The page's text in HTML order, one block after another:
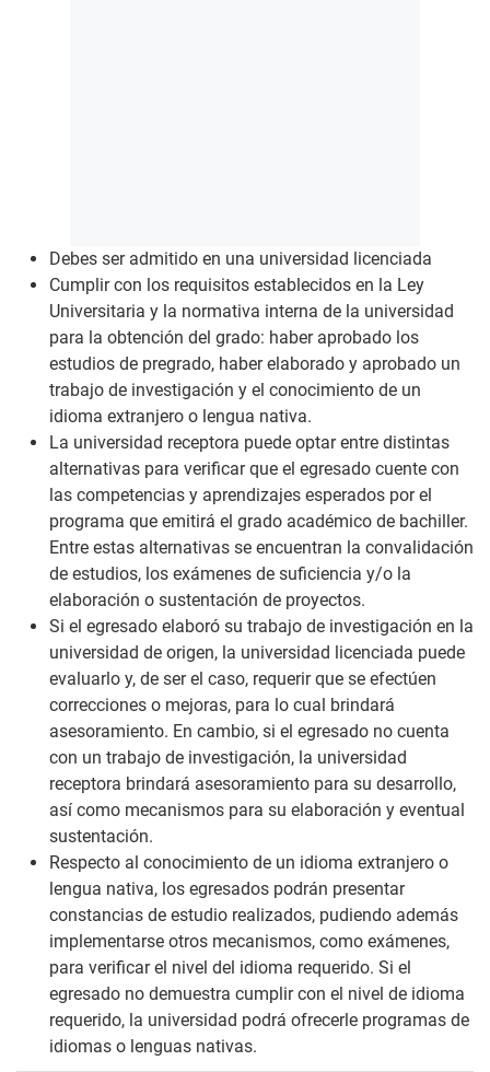
Debes ser admitido en una universidad licenciada
Cumplir con los requisitos establecidos en la Ley
Universitaria y la normativa interna de la universidad
para la obtención del grado: haber aprobado los
estudios de pregrado, haber elaborado y aprobado un
trabajo de investigación y el conocimiento de un
idioma extranjero o lengua nativa.
La universidad receptora puede optar entre distintas
alternativas para verificar que el egresado cuente con
las competencias y aprendizajes esperados por el
programa que emitirá el grado académico de bachiller.
Entre estas alternativas se encuentran la convalidación
de estudios, los exámenes de suficiencia y/o la
elaboración o sustentación de proyectos.
Si el egresado elaboró su trabajo de investigación en la
universidad de origen, la universidad licenciada puede
evaluarlo y, de ser el caso, requerir que se efectúen
correcciones o mejoras, para lo cual brindará
asesoramiento. En cambio, si el egresado no cuenta
con un trabajo de investigación, la universidad
receptora brindará asesoramiento para su desarrollo,
así como mecanismos para su elaboración y eventual
sustentación.
Respecto al conocimiento de un idioma extranjero o
lengua nativa, los egresados podrán presentar
constancias de estudio realizados, pudiendo además
implementarse otros mecanismos, como exámenes,
para verificar el nivel del idioma requerido. Si el
egresado no demuestra cumplir con el nivel de idioma
requerido, la universidad podrá ofrecerle programas de
idiomas o lenguas nativas.